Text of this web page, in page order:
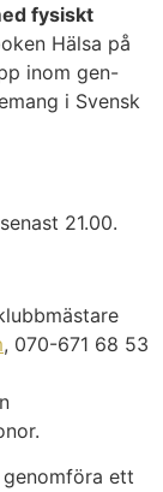
fysiskt
Hälsa på
inom gen-
i Svensk
21.00.
, 070-671 68 53
ett